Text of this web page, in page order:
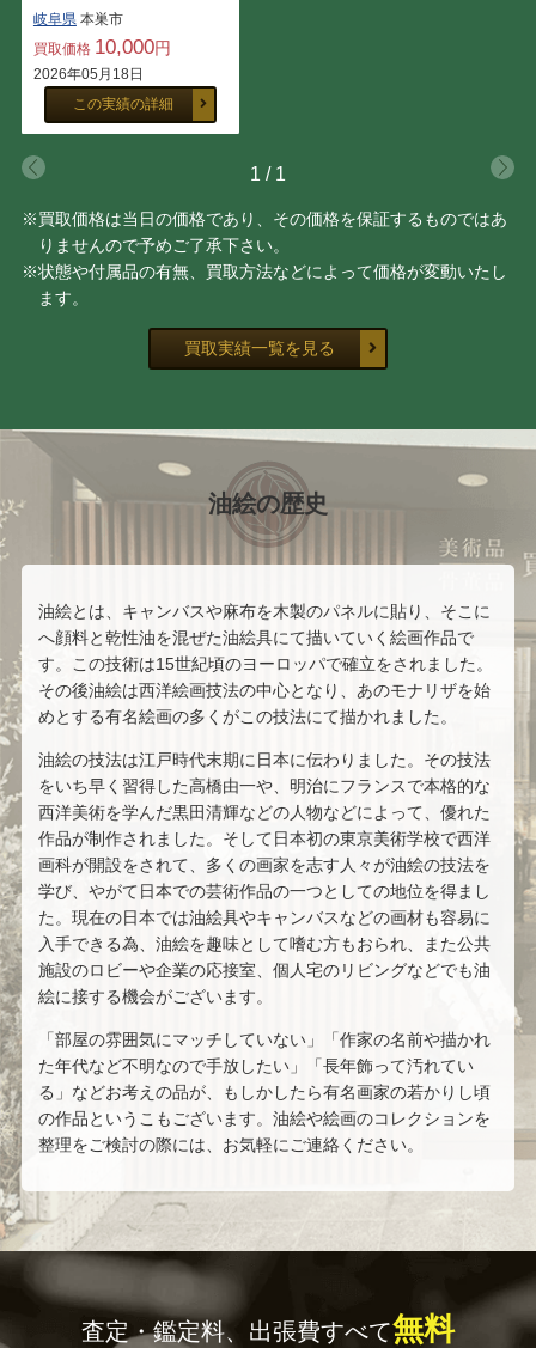
デビッド・タトウィラー
伊勢崎勝人
ダン・パルトゥシュ 池内 信介
東洲斎 写楽
勝川 春章
川島 見依子 齋藤 満栄
今中 洋二 トム・エバハート
わたせ せいぞう 空山 基
栗原 一郎 青山 龍水
高間 惣七 黒澤 信男
吉田 遠志 平野 遼
人見 友紀 セルジュ・ラシス
韓 奉浩 藤島 康介
珈琲貴族
藤真 拓哉 美樹本 晴彦
岐阜県本巣市
買取価格 10,000円
2026年05月18日
この実績の詳細
1 / 1
※買取価格は当日の価格であり、その価格を保証するものではあ
りませんので予めご了承下さい。
※状態や付属品の有無、買取方法などによって価格が変動いたし
ます。
買取実績一覧を見る
油絵の歴史
油絵とは、キャンバスや麻布を木製のパネルに貼り、そこに
へ顔料と乾性油を混ぜた油絵具にて描いていく絵画作品で
す。この技術は15世紀頃のヨーロッパで確立をされました。
その後油絵は西洋絵画技法の中心となり、あのモナリザを始
めとする有名絵画の多くがこの技法にて描かれました。
油絵の技法は江戸時代末期に日本に伝わりました。その技法
をいち早く習得した高橋由一や、明治にフランスで本格的な
西洋美術を学んだ黒田清輝などの人物などによって、優れた
作品が制作されました。そして日本初の東京美術学校で西洋
画科が開設をされて、多くの画家を志す人々が油絵の技法を
学び、やがて日本での芸術作品の一つとしての地位を得まし
た。現在の日本では油絵具やキャンバスなどの画材も容易に
入手できる為、油絵を趣味として嗜む方もおられ、また公共
施設のロビーや企業の応接室、個人宅のリビングなどでも油
絵に接する機会がございます。
「部屋の雰囲気にマッチしていない」「作家の名前や描かれ
た年代など不明なので手放したい」「長年飾って汚れてい
る」などお考えの品が、もしかしたら有名画家の若かりし頃
の作品というこもございます。油絵や絵画のコレクションを
整理をご検討の際には、お気軽にご連絡ください。
査定・鑑定料、出張費すべて無料